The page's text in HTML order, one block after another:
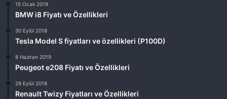
15 Ocak 2019
BMW i8 Fiyatı ve Özellikleri
30 Eylül 2018
Tesla Model S fiyatları ve özellikleri (P100D)
8 Haziran 2019
Peugeot e208 Fiyatı ve Özellikleri
29 Eylül 2018
Renault Twizy Fiyatları ve Özellikleri